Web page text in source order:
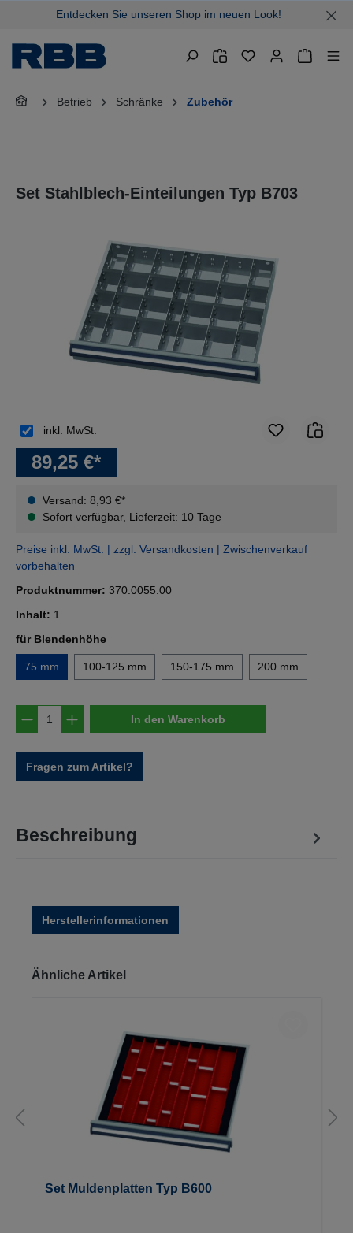
springenEntdecken Sie unseren Shop im neuen Look!
Betrieb Schränke Zubehör
Set Stahlblech-Einteilungen Typ B703
89,25 €*
Versand: 8,93 €*
Sofort verfügbar, Lieferzeit: 10 Tage
inkl. MwSt.
Preise inkl. MwSt. | zzgl. Versandkosten | Zwischenverkauf
vorbehalten
Produktnummer: 370.0055.00
Inhalt: 1
für Blendenhöheauswählen
75 mm 100-125 mm 150-175 mm 200 mm
Produkt Anzahl: Gib den gewünschten
In den Warenkorb
Fragen zum Artikel?
Beschreibung
Herstellerinformationen
Produktgalerie überspringen
Ähnliche Artikel
Set Muldenplatten Typ B600